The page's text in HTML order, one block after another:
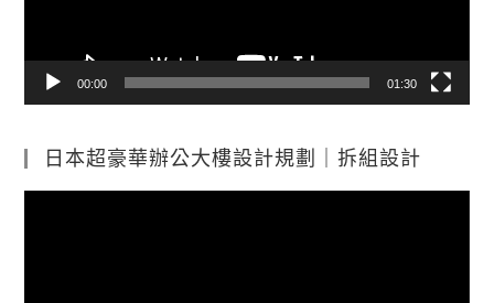
00:00 01:30
日本超豪華辦公大樓設計規劃｜拆組設計